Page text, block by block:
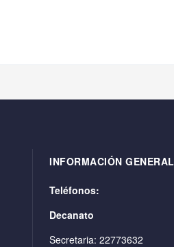
INFORMACIÓN GENERAL
Teléfonos:
Decanato
Secretaria: 22773632